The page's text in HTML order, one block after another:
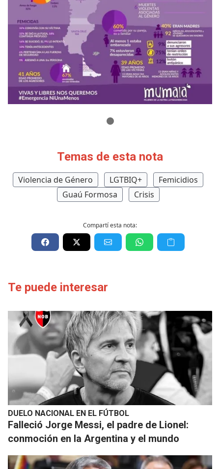
Temas de esta nota
Violencia de Género LGTBIQ+
Femicidios
Guaú Formosa
Crisis
Compartí esta nota:
Te puede interesar
DUELO NACIONAL EN EL FÚTBOL
Falleció Jorge Messi, el padre de Lionel:
conmoción en la Argentina y el mundo